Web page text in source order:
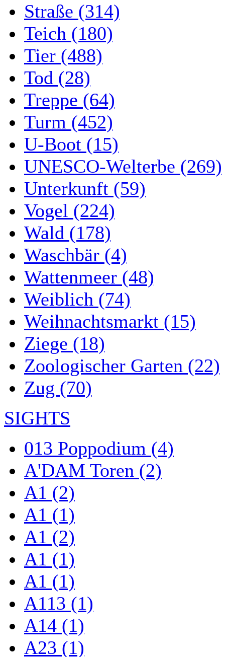
Straße (314)
Teich (180)
Tier (488)
Tod (28)
Treppe (64)
Turm (452)
U-Boot (15)
UNESCO-Welterbe (269)
Unterkunft (59)
Vogel (224)
Wald (178)
Waschbär (4)
Wattenmeer (48)
Weiblich (74)
Weihnachtsmarkt (15)
Ziege (18)
Zoologischer Garten (22)
Zug (70)
SIGHTS
013 Poppodium (4)
A'DAM Toren (2)
A1 (2)
A1 (1)
A1 (2)
A1 (1)
A1 (1)
A113 (1)
A14 (1)
A23 (1)